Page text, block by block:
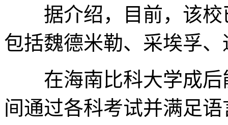
据介绍，目前，该校
包括魏德米勒、采埃孚
在海南比科大学成后
间通过各科考试并满足